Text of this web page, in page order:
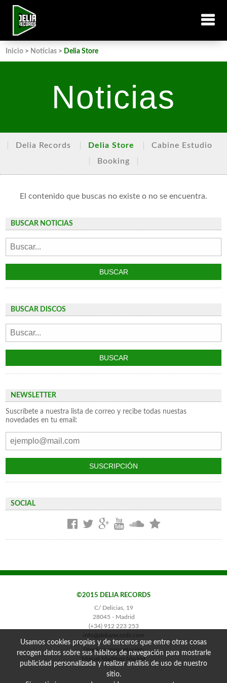
Inicio > Noticias > Delia Store
Noticias
Delia Records Delia Store
Cabine Estudio
Booking
El contenido que buscas no existe o no se encuentra.
BUSCAR NOTICIAS
BUSCAR DISCOS
NEWSLETTER
Suscríbete a nuestra lista de correo y recibe todas nuestas
novedades en tu email:
SOCIAL
©2015 DELIA RECORDS
C/ Delicias, 19
28045 - Madrid
(+34) 912 223 253
info@deliarecords.com
Diseño y maquetación:
Miguel Martínez Madrid
Usamos cookies propias y de terceros que entre otras cosas
recogen datos sobre sus hábitos de navegación para mostrarle
publicidad personalizada y realizar análisis de uso de nuestro
sitio.